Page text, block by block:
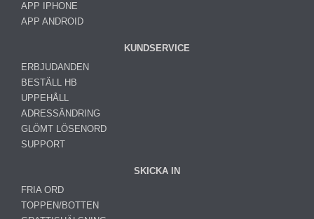
APP IPHONE
APP ANDROID
KUNDSERVICE
ERBJUDANDEN
BESTÄLL HB
UPPEHÅLL
ADRESSÄNDRING
GLÖMT LÖSENORD
SUPPORT
SKICKA IN
FRIA ORD
TOPPEN/BOTTEN